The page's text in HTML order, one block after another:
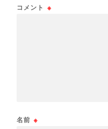
コメント ※
名前 ※